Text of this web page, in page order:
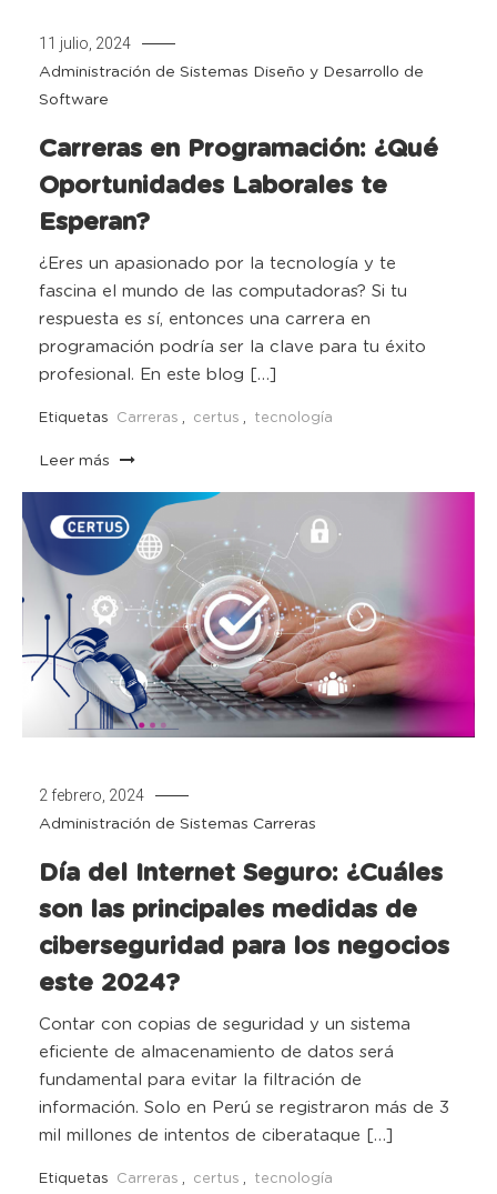
11 julio, 2024
Administración de Sistemas Diseño y Desarrollo de
Software
Carreras en Programación: ¿Qué
Oportunidades Laborales te
Esperan?
¿Eres un apasionado por la tecnología y te
fascina el mundo de las computadoras? Si tu
respuesta es sí, entonces una carrera en
programación podría ser la clave para tu éxito
profesional. En este blog […]
Etiquetas Carreras , certus , tecnología
Leer más
2 febrero, 2024
Administración de Sistemas Carreras
Día del Internet Seguro: ¿Cuáles
son las principales medidas de
ciberseguridad para los negocios
este 2024?
Contar con copias de seguridad y un sistema
eficiente de almacenamiento de datos será
fundamental para evitar la filtración de
información. Solo en Perú se registraron más de 3
mil millones de intentos de ciberataque […]
Etiquetas Carreras , certus , tecnología